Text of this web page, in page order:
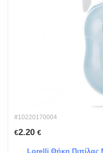
#10220170004
€2.20 €
Lorelli Θήκη Πιπίλας